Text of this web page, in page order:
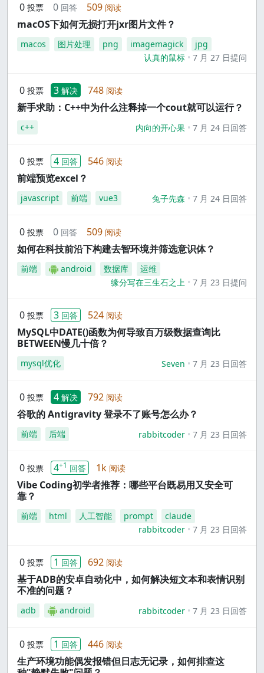
0 投票 0 回答 509 阅读
macOS下如何无损打开jxr图片文件？
macos 图片处理 png imagemagick
jpg
认真的鼠标
7 月 27 日提问
0 投票 3 解决 748 阅读
新手求助：C++中为什么注释掉一个cout就可以运行？
c++ 内向的开心果 7 月 24 日回答
0 投票 4 回答 546 阅读
前端预览excel？
javascript 前端 vue3 兔子先森 7 月 24 日回答
0 投票 0 回答 509 阅读
如何在科技前沿下构建去智环境并筛选意识体？
前端 android 数据库
运维
缘分写在三生石之上
7 月 23 日提问
0 投票 3 回答 524 阅读
MySQL中DATE()函数为何导致百万级数据查询比
BETWEEN慢几十倍？
mysql优化 Seven 7 月 23 日回答
0 投票 4 解决 792 阅读
谷歌的 Antigravity 登录不了账号怎么办？
前端 后端 rabbitcoder 7 月 23 日回答
0 投票 4+1 回答 1k 阅读
Vibe Coding初学者推荐：哪些平台既易用又安全可
靠？
前端 html 人工智能 prompt
claude
rabbitcoder
7 月 23 日回答
0 投票 1 回答 692 阅读
基于ADB的安卓自动化中，如何解决短文本和表情识别
不准的问题？
adb android rabbitcoder 7 月 23 日回答
0 投票 1 回答 446 阅读
生产环境功能偶发报错但日志无记录，如何排查这